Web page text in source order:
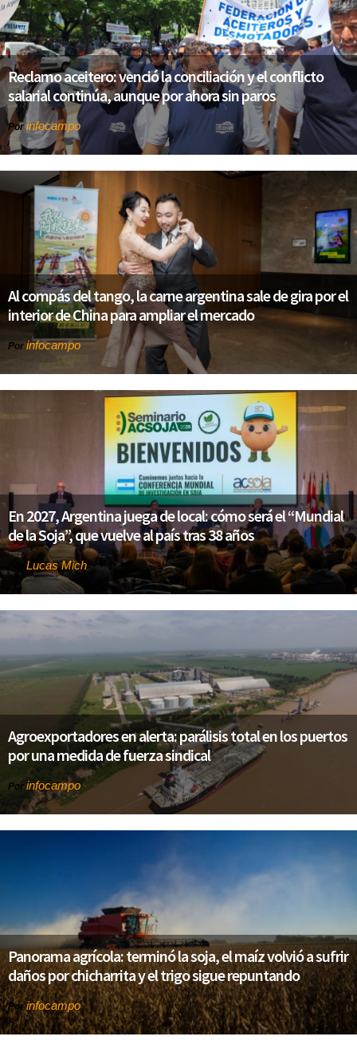
Reclamo aceitero: venció la conciliación y el conflicto
salarial continúa, aunque por ahora sin paros
Porinfocampo
Al compás del tango, la carne argentina sale de gira por el
interior de China para ampliar el mercado
Por infocampo
En 2027, Argentina juega de local: cómo será el “Mundial
de la Soja”, que vuelve al país tras 38 años
Lucas Mich
Agroexportadores en alerta: parálisis total en los puertos
por una medida de fuerza sindical
Por infocampo
Panorama agrícola: terminó la soja, el maíz volvió a sufrir
daños por chicharrita y el trigo sigue repuntando
Porinfocampo